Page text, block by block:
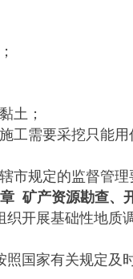
土；
需要采挖只能用
规定的监督管理
矿产资源勘查、
展基础性地质
家有关规定及